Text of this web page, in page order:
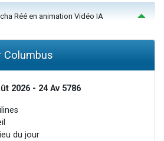
Réé en animation Vidéo IA
2026 - 24 Av 5786
du jour